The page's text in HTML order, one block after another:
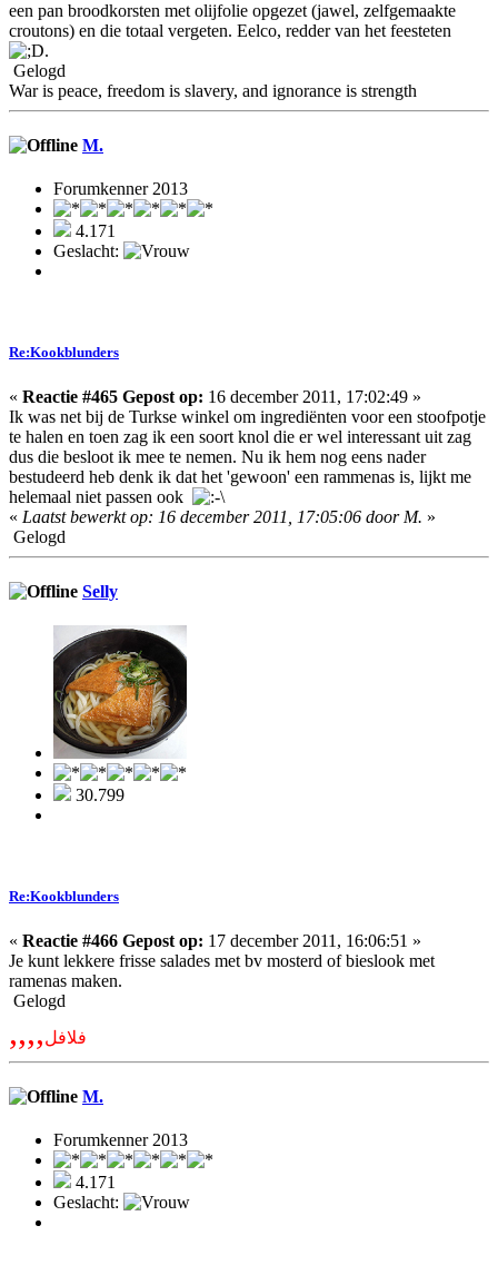
een pan broodkorsten met olijfolie opgezet (jawel, zelfgemaakte
croutons) en die totaal vergeten. Eelco, redder van het feesteten
.
Gelogd
War is peace, freedom is slavery, and ignorance is strength
M.
Forumkenner 2013
4.171
Geslacht:
Re:Kookblunders
« Reactie #465 Gepost op: 16 december 2011, 17:02:49 »
Ik was net bij de Turkse winkel om ingrediënten voor een stoofpotje
te halen en toen zag ik een soort knol die er wel interessant uit zag
dus die besloot ik mee te nemen. Nu ik hem nog eens nader
bestudeerd heb denk ik dat het 'gewoon' een rammenas is, lijkt me
helemaal niet passen ook
« Laatst bewerkt op: 16 december 2011, 17:05:06 door M. »
Gelogd
Selly
30.799
Re:Kookblunders
« Reactie #466 Gepost op: 17 december 2011, 16:06:51 »
Je kunt lekkere frisse salades met bv mosterd of bieslook met
ramenas maken.
Gelogd
,,,,فلافل
M.
Forumkenner 2013
4.171
Geslacht: